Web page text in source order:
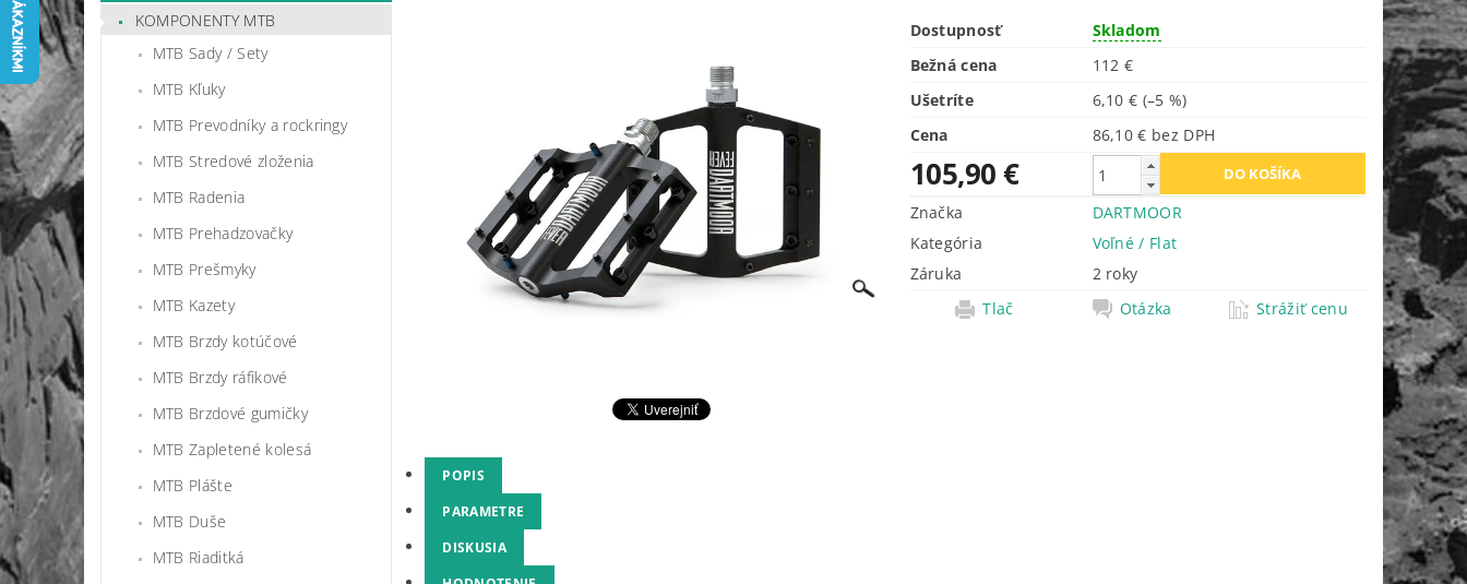
KOMPONENTY MTB
MTB Sady / Sety
MTB Kľuky
MTB Prevodníky a rockringy
MTB Stredové zloženia
MTB Radenia
MTB Prehadzovačky
MTB Prešmyky
MTB Kazety
MTB Brzdy kotúčové
MTB Brzdy ráfikové
MTB Brzdové gumičky
MTB Zapletené kolesá
MTB Plášte
MTB Duše
MTB Riaditká
Dostupnosť
Skladom
Bežná cena
112 €
Ušetríte
6,10 € (–5 %)
Cena
86,10 € bez DPH
105,90 €
Značka
DARTMOOR
Kategória
Voľné / Flat
Záruka
2 roky
Tlač
Otázka Strážiť cenu
POPIS
PARAMETRE
DISKUSIA